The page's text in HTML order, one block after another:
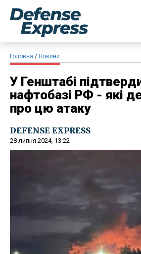
Головна Новини
У Генштабі
нафтобазі РФ - які
про цю атаку
DEFENSE EXPRESS
28 липня 2024, 13:22